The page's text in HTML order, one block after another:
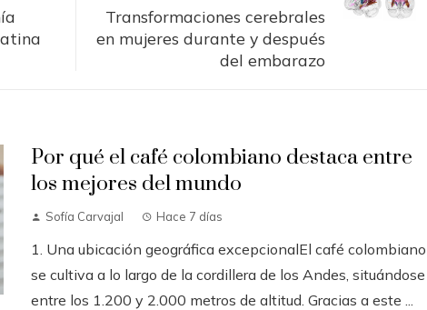
Transformaciones cerebrales
en mujeres durante y después
del embarazo
Por qué el café colombiano destaca entre
los mejores del mundo
Sofía Carvajal Hace 7 días
1. Una ubicación geográfica excepcionalEl café colombiano
se cultiva a lo largo de la cordillera de los Andes, situándose
entre los 1.200 y 2.000 metros de altitud. Gracias a este ...